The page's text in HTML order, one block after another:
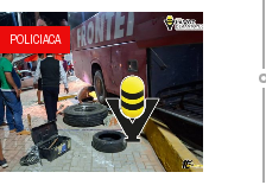
POLICIACA